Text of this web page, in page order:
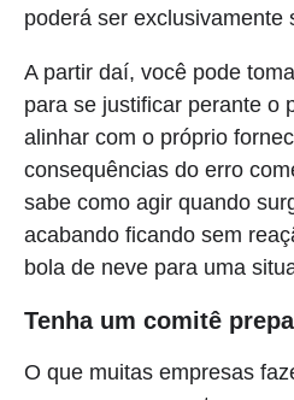
poderá ser exclusivamente
A partir daí, você pode
para se justificar perante o
alinhar com o próprio
consequências do erro
sabe como agir quando
acabando ficando sem
bola de neve para uma
Tenha um comitê
O que muitas empresas